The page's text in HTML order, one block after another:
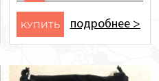
KУПИТЬ подробнее >